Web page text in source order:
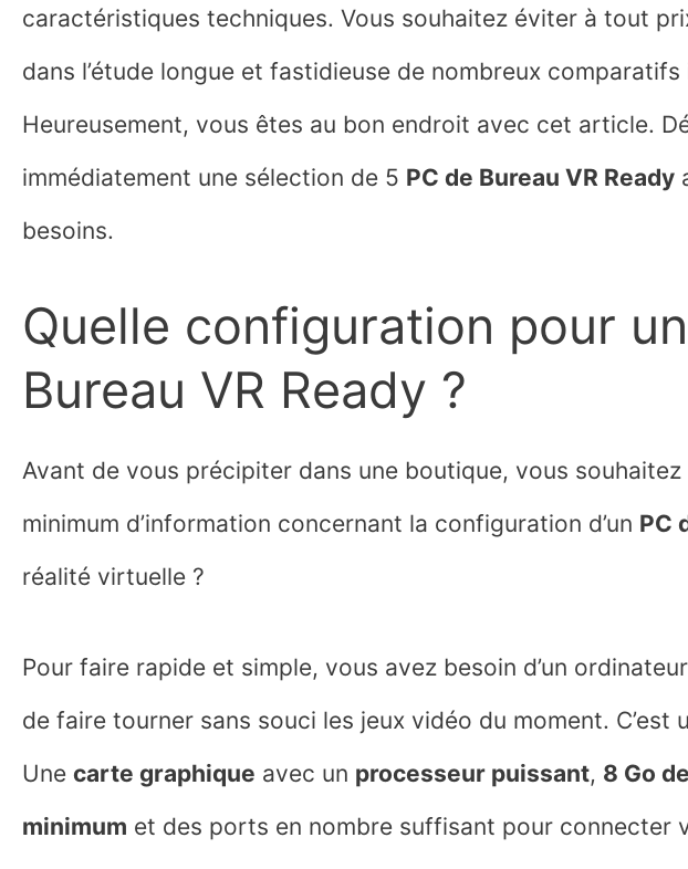
caractéristiques techniques. Vous souhaitez éviter à tout
dans l’étude longue et fastidieuse de nombreux
Heureusement, vous êtes au bon endroit avec cet article.
immédiatement une sélection de 5 PC de Bureau VR Ready
besoins.
Quelle configuration pour
Bureau VR Ready ?
Avant de vous précipiter dans une boutique, vous
minimum d’information concernant la configuration d’un PC
réalité virtuelle ?
Pour faire rapide et simple, vous avez besoin d’un
de faire tourner sans souci les jeux vidéo du moment. C’est
Une carte graphique avec un processeur puissant, 8 Go
minimum et des ports en nombre suffisant pour connecter